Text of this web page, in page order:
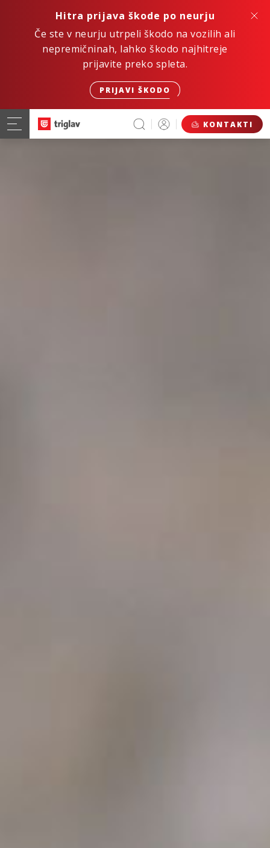
Hitra prijava škode po neurju
Če ste v neurju utrpeli škodo na vozilih ali
nepremičninah, lahko škodo najhitreje
prijavite preko spleta.
PRIJAVI ŠKODO
KONTAKTI